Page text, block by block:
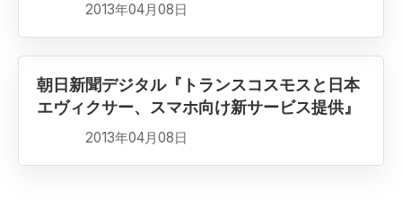
2013年04月08日
朝日新聞デジタル『トランスコスモスと日本
エヴィクサー、スマホ向け新サービス提供』
2013年04月08日